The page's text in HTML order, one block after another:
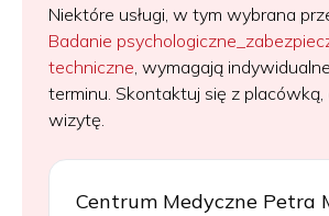
Niektóre usługi, w tym wybrana
Badanie
techniczne, wymagają
terminu. Skontaktuj się z
wizytę.
Centrum Medyczne Petra